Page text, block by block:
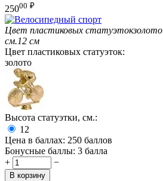
25000 ₽
Цвет пластиковых статуэтокзолото
см.12 см
Цвет пластиковых статуэток:
золото
Высота статуэтки, см.:
12
Цена в баллах: 250 баллов
Бонусные баллы: 3 балла
+
−
В корзину